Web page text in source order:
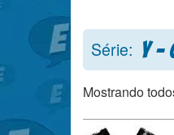
Série: Y -
Mostrando